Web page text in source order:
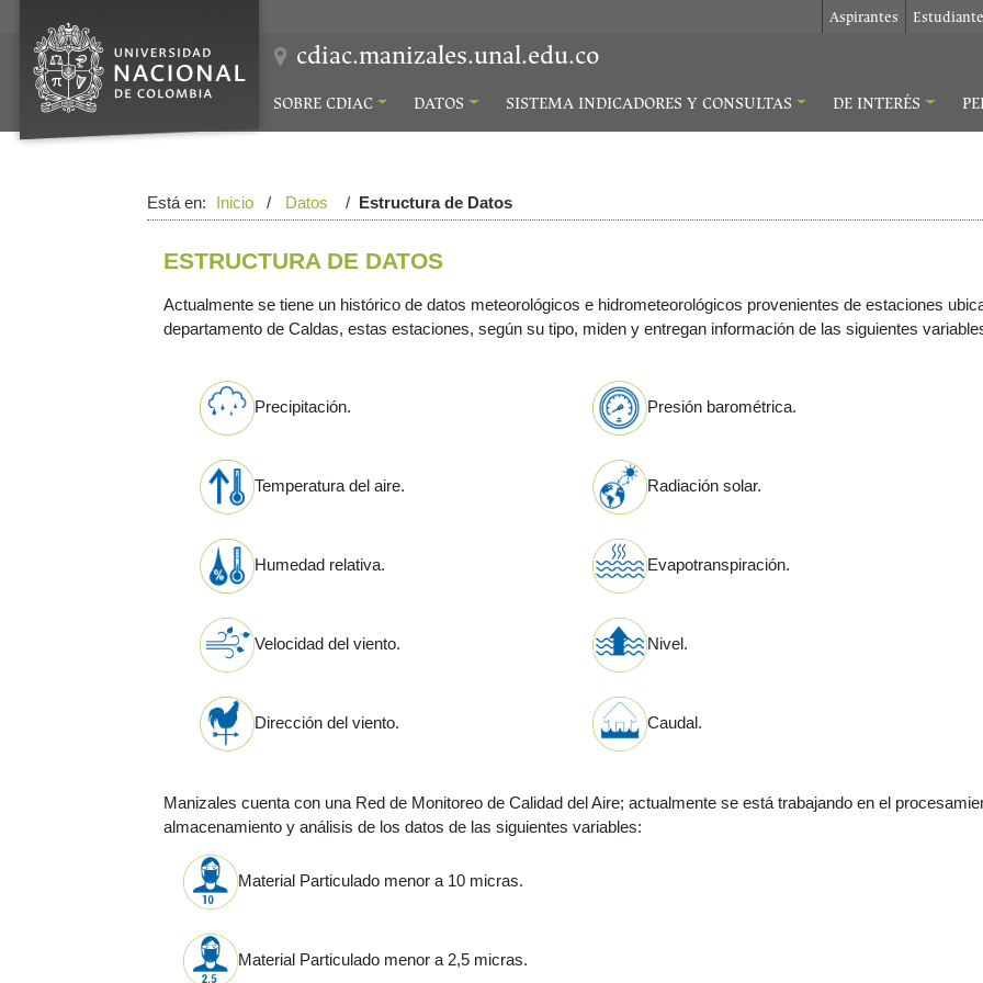
Aspirantes
cdiac.manizales.unal.edu.co
SOBRE CDIAC DATOS SISTEMA INDICADORES Y CONSULTAS DE INTERÉS
Está en: Inicio / Datos / Estructura de Datos
ESTRUCTURA DE DATOS
Actualmente se tiene un histórico de datos meteorológicos e hidrometeorológicos provenientes de estaciones
departamento de Caldas, estas estaciones, según su tipo, miden y entregan información de las siguientes
Precipitación.
Temperatura del aire.
Humedad relativa.
Velocidad del viento.
Dirección del viento.
Presión barométrica.
Radiación solar.
Evapotranspiración.
Nivel.
Caudal.
Manizales cuenta con una Red de Monitoreo de Calidad del Aire; actualmente se está trabajando en el
almacenamiento y análisis de los datos de las siguientes variables:
Material Particulado menor a 10 micras.
Material Particulado menor a 2,5 micras.